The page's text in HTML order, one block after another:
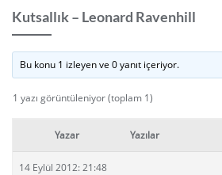
Kutsallık – Leonard Ravenhill
Bu konu 1 izleyen ve 0 yanıt içeriyor.
1 yazı görüntüleniyor (toplam 1)
Yazar Yazılar
14 Eylül 2012: 21:48